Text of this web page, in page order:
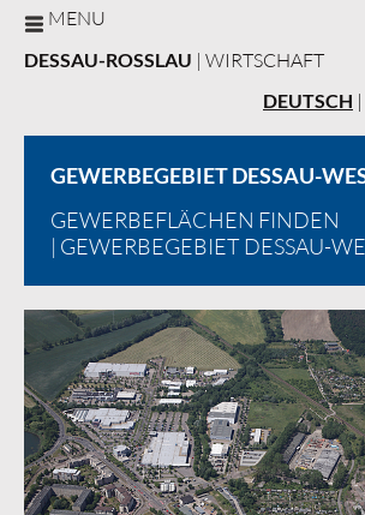
MENU
DESSAU-ROSSLAU | WIRTSCHAFT
DEUTSCH |
GEWERBEGEBIET DESSAU-
GEWERBEFLÄCHEN FINDEN
| GEWERBEGEBIET DESSAU-